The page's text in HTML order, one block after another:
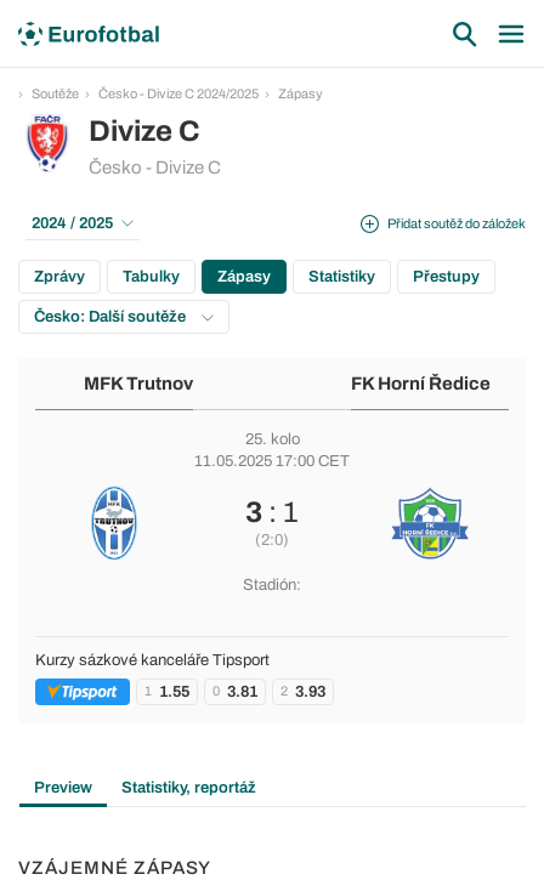
Soutěže Česko - Divize C 2024/2025 Zápasy
Divize C
Česko - Divize C
Přidat soutěž do záložek
2024 / 2025
Zprávy Tabulky Zápasy Statistiky Přestupy
Česko: Další soutěže
MFK Trutnov FK Horní Ředice
25. kolo
11.05.2025 17:00 CET
3: 1
(2:0)
Stadión:
Kurzy sázkové kanceláře Tipsport
1 1.55 0 3.81 2 3.93
Preview Statistiky, reportáž
VZÁJEMNÉ ZÁPASY